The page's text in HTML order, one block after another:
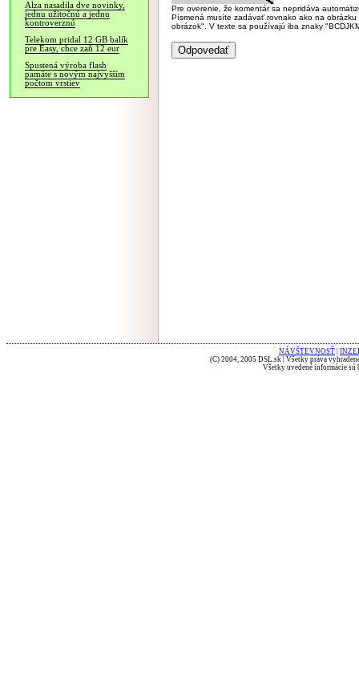
Alza nasadila dve novinky,
jednu užitočnú a jednu
kontroverznú
Telekom pridal 12 GB balík
pre Easy, chce zaň 12 eur
Spustená výroba flash
pamäte s novým najvyšším
počtom vrstiev
Pre overenie, že komentár sa nepridáva
Písmená musíte zadávať rovnako ako na
obrázok". V texte sa používajú iba znaky
NÁVŠTEVNOSŤ
(C) 2004, 2005 DSL.sk | Všetky práva
Všetky uvedené informácie sú